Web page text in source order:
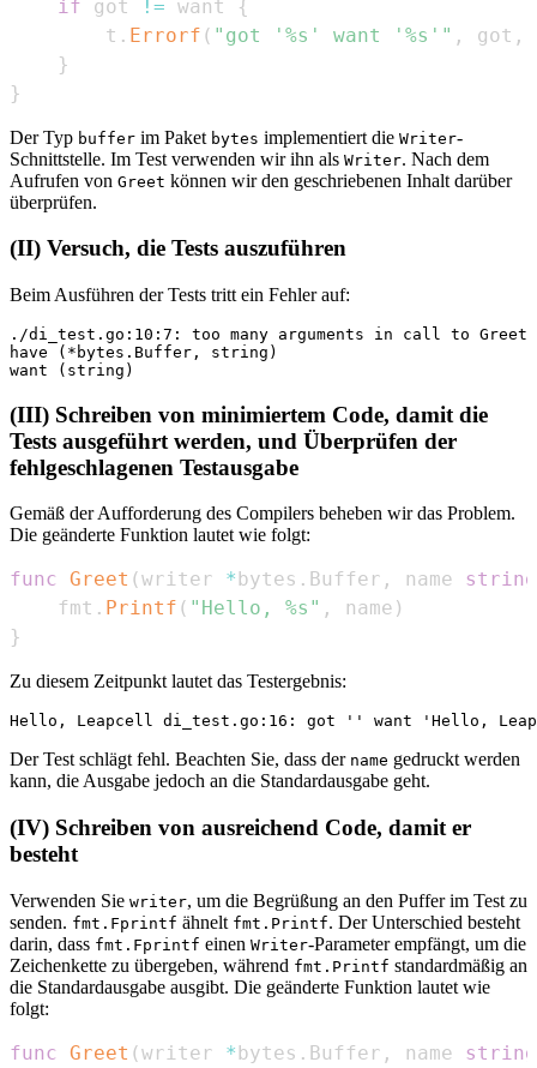
if got != want
{
        t
. Errorf ( "got '%s' want '%s'" , got ,
}
}
Der Typ buffer im Paket bytes implementiert die Writer-
Schnittstelle. Im Test verwenden wir ihn als Writer. Nach dem
Aufrufen von Greet können wir den geschriebenen Inhalt darüber
überprüfen.
(II) Versuch, die Tests auszuführen
Beim Ausführen der Tests tritt ein Fehler auf:
./di_test.go:10:7: too many arguments in call to Greet
have (*bytes.Buffer, string)
(III) Schreiben von minimiertem Code, damit die
Tests ausgeführt werden, und Überprüfen der
fehlgeschlagenen Testausgabe
Gemäß der Aufforderung des Compilers beheben wir das Problem.
Die geänderte Funktion lautet wie folgt:
func Greet (writer * bytes . Buffer , name string
    fmt
. Printf ( "Hello, %s" , name )
}
Zu diesem Zeitpunkt lautet das Testergebnis:
Der Test schlägt fehl. Beachten Sie, dass der name gedruckt werden
kann, die Ausgabe jedoch an die Standardausgabe geht.
(IV) Schreiben von ausreichend Code, damit er
besteht
Verwenden Sie writer, um die Begrüßung an den Puffer im Test zu
senden. fmt.Fprintf ähnelt fmt.Printf. Der Unterschied besteht
darin, dass fmt.Fprintf einen Writer-Parameter empfängt, um die
Zeichenkette zu übergeben, während fmt.Printf standardmäßig an
die Standardausgabe ausgibt. Die geänderte Funktion lautet wie
folgt:
func Greet (writer *bytes . Buffer , name string